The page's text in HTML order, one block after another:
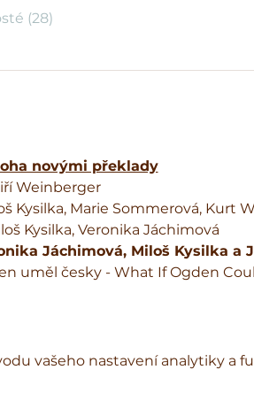
(28)
novými překlady
Weinberger
Kysilka, Marie Sommerová, Kurt
Kysilka, Veronika Jáchimová
Jáchimová, Miloš Kysilka a
uměl česky - What If Ogden
vašeho nastavení analytiky a